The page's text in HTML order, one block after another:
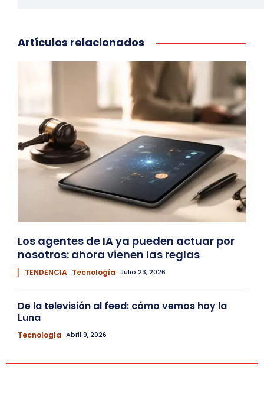
Artículos relacionados
Los agentes de IA ya pueden actuar por
nosotros: ahora vienen las reglas
▏ TENDENCIA Tecnología Julio 23, 2026
De la televisión al feed: cómo vemos hoy la
Luna
Tecnología Abril 9, 2026